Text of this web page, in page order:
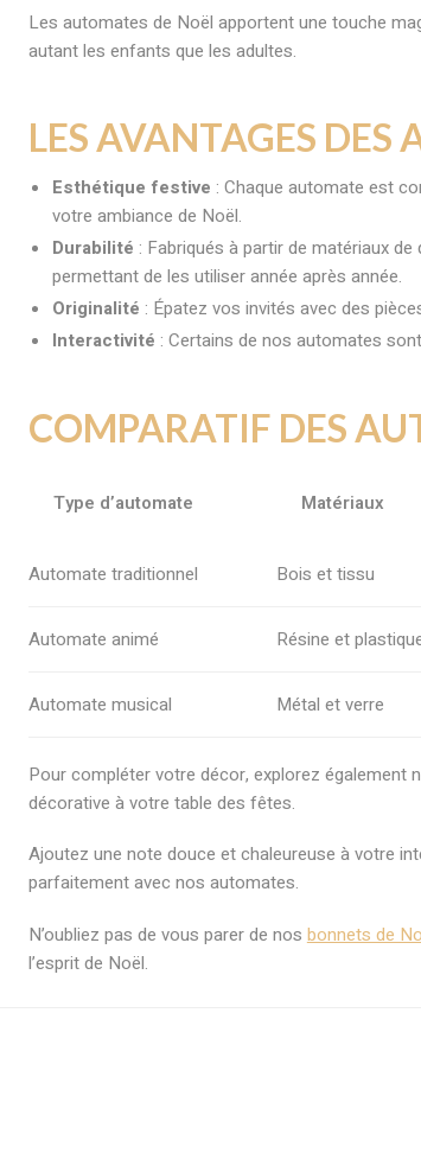
Les automates de Noël apportent une touche
autant les enfants que les adultes.
LES AVANTAGES DES
Esthétique festive : Chaque automate est
votre ambiance de Noël.
Durabilité : Fabriqués à partir de matériaux
permettant de les utiliser année après année.
Originalité : Épatez vos invités avec des
Interactivité : Certains de nos automates
COMPARATIF DES
Type d’automate Matériaux
Automate traditionnel Bois et tissu
Automate animé Résine et
Automate musical Métal et verre
Pour compléter votre décor, explorez également
décorative à votre table des fêtes.
Ajoutez une note douce et chaleureuse à votre
parfaitement avec nos automates.
N’oubliez pas de vous parer de nos bonnets de
l’esprit de Noël.